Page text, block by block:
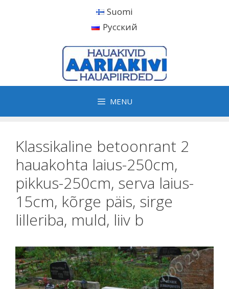
Suomi
Русский
MENU
Klassikaline betoonrant 2
hauakohta laius-250cm,
pikkus-250cm, serva laius-
15cm, kõrge päis, sirge
lilleriba, muld, liiv b